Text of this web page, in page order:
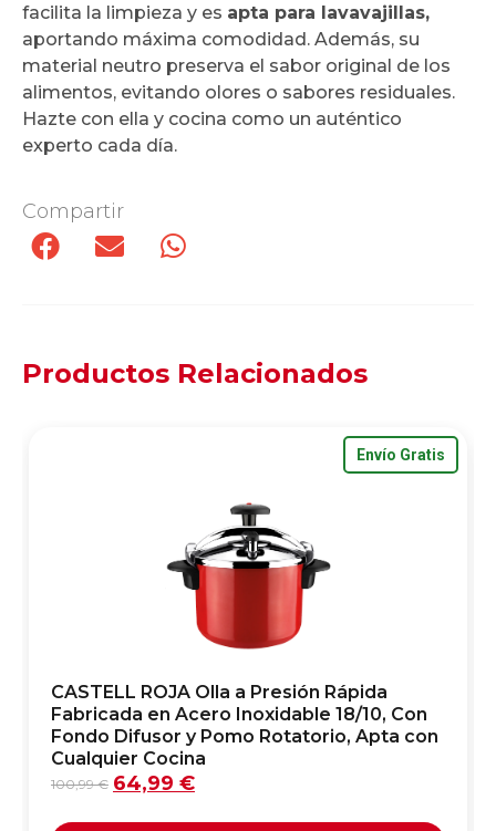
facilita la limpieza y es apta para lavavajillas,
aportando máxima comodidad. Además, su
material neutro preserva el sabor original de los
alimentos, evitando olores o sabores residuales.
Hazte con ella y cocina como un auténtico
experto cada día.
Compartir
Productos Relacionados
Envío Gratis
CASTELL ROJA Olla a Presión Rápida
Fabricada en Acero Inoxidable 18/10, Con
Fondo Difusor y Pomo Rotatorio, Apta con
Cualquier Cocina
100,99€ 64,99 €